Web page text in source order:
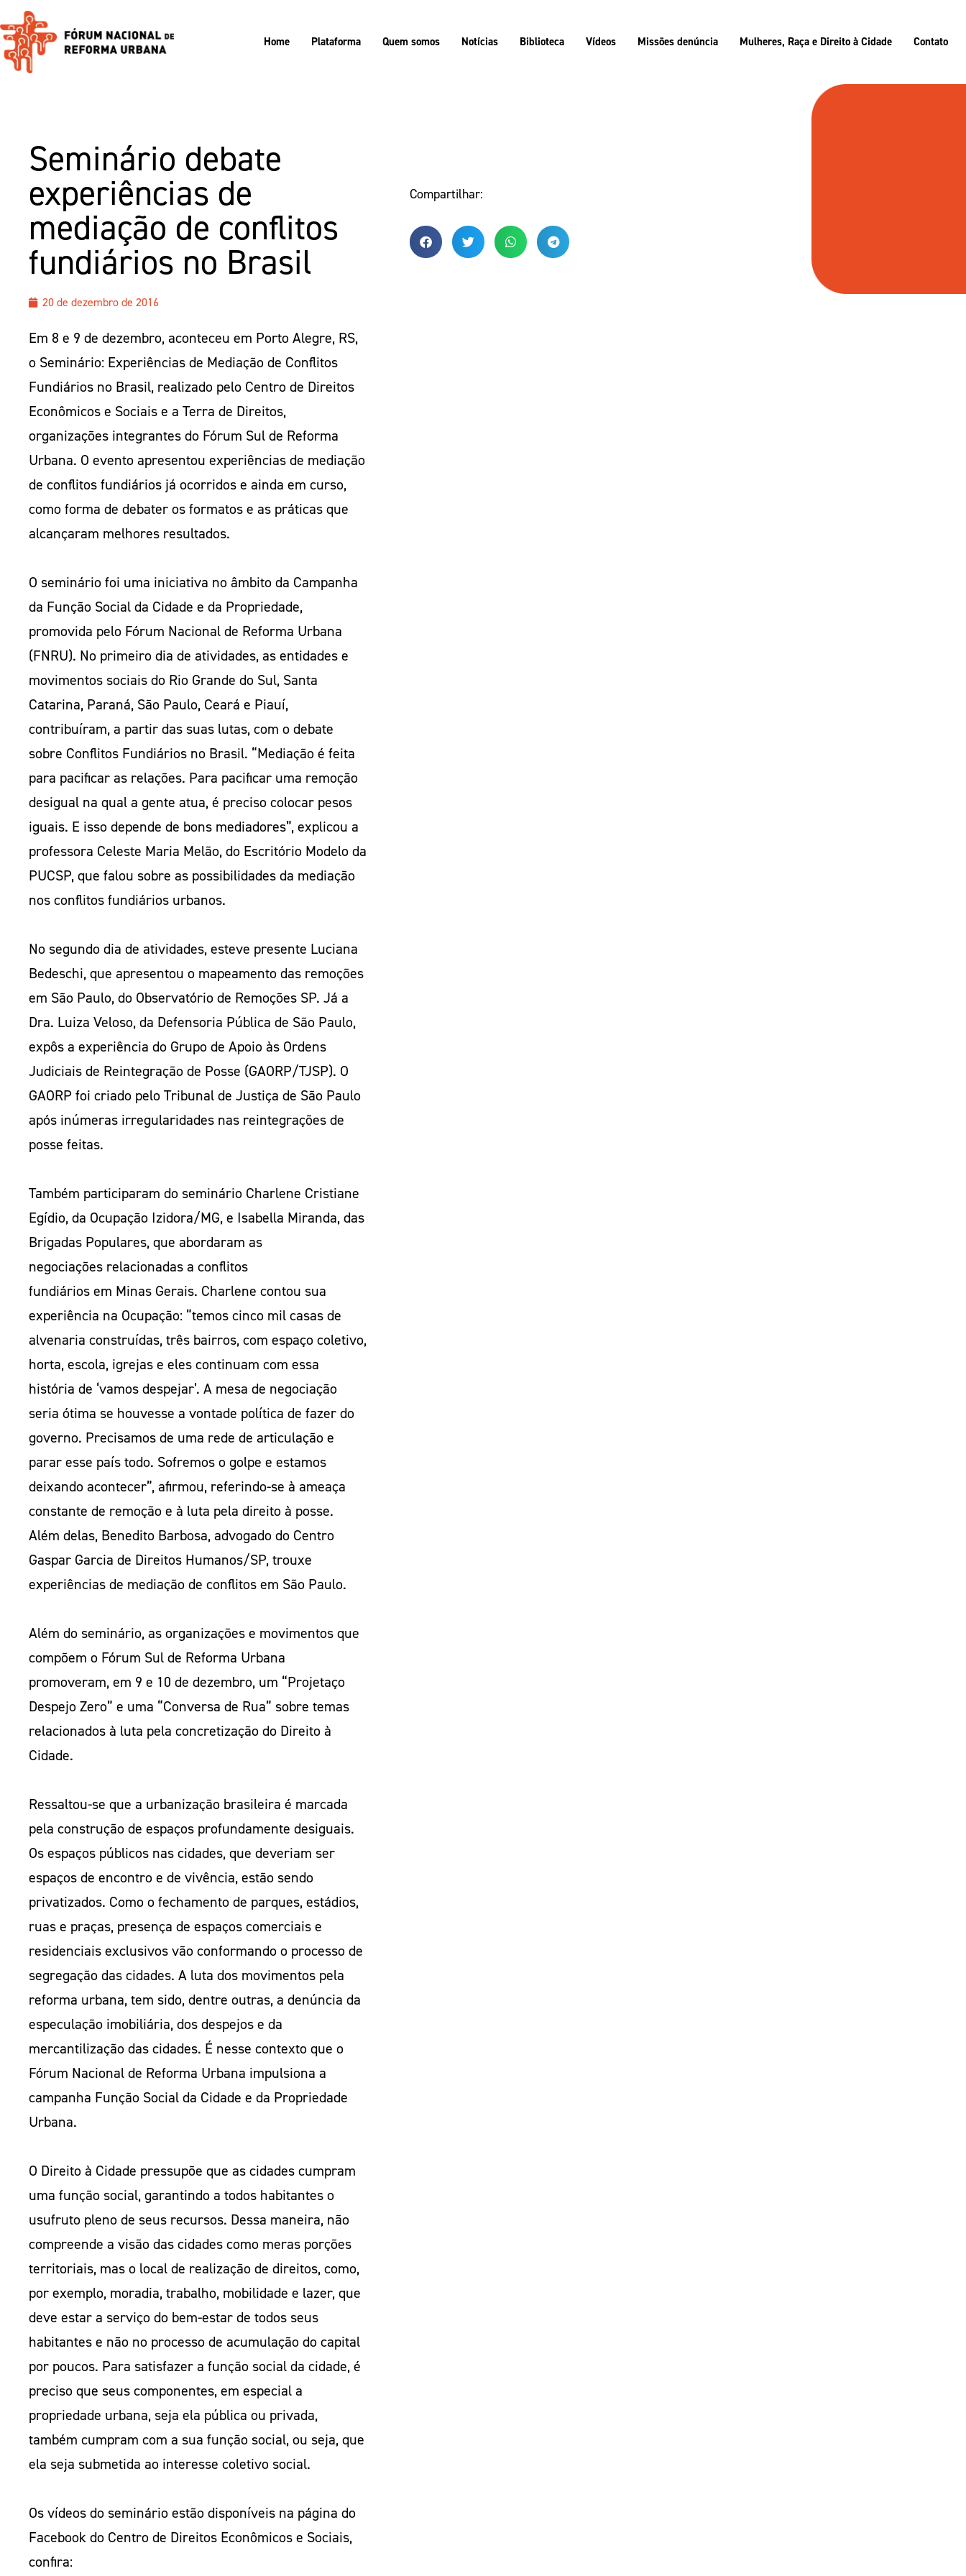
Home Plataforma Quem somos Notícias Biblioteca Vídeos Missões denúncia Mulheres, Raça e Direito à Cidade Contato
Seminário debate
experiências de
mediação de conflitos
fundiários no Brasil
20 de dezembro de 2016
Em 8 e 9 de dezembro, aconteceu em Porto Alegre, RS,
o Seminário: Experiências de Mediação de Conflitos
Fundiários no Brasil, realizado pelo Centro de Direitos
Econômicos e Sociais e a Terra de Direitos,
organizações integrantes do Fórum Sul de Reforma
Urbana. O evento apresentou experiências de mediação
de conflitos fundiários já ocorridos e ainda em curso,
como forma de debater os formatos e as práticas que
alcançaram melhores resultados.
O seminário foi uma iniciativa no âmbito da Campanha
da Função Social da Cidade e da Propriedade,
promovida pelo Fórum Nacional de Reforma Urbana
(FNRU). No primeiro dia de atividades, as entidades e
movimentos sociais do Rio Grande do Sul, Santa
Catarina, Paraná, São Paulo, Ceará e Piauí,
contribuíram, a partir das suas lutas, com o debate
sobre Conflitos Fundiários no Brasil. “Mediação é feita
para pacificar as relações. Para pacificar uma remoção
desigual na qual a gente atua, é preciso colocar pesos
iguais. E isso depende de bons mediadores”, explicou a
professora Celeste Maria Melão, do Escritório Modelo da
PUCSP, que falou sobre as possibilidades da mediação
nos conflitos fundiários urbanos.
No segundo dia de atividades, esteve presente Luciana
Bedeschi, que apresentou o mapeamento das remoções
em São Paulo, do Observatório de Remoções SP. Já a
Dra. Luiza Veloso, da Defensoria Pública de São Paulo,
expôs a experiência do Grupo de Apoio às Ordens
Judiciais de Reintegração de Posse (GAORP/TJSP). O
GAORP foi criado pelo Tribunal de Justiça de São Paulo
após inúmeras irregularidades nas reintegrações de
posse feitas.
Também participaram do seminário Charlene Cristiane
Egídio, da Ocupação Izidora/MG, e Isabella Miranda, das
Brigadas Populares, que abordaram as
negociações relacionadas a conflitos
fundiários em Minas Gerais. Charlene contou sua
experiência na Ocupação: “temos cinco mil casas de
alvenaria construídas, três bairros, com espaço coletivo,
horta, escola, igrejas e eles continuam com essa
história de ‘vamos despejar’. A mesa de negociação
seria ótima se houvesse a vontade política de fazer do
governo. Precisamos de uma rede de articulação e
parar esse país todo. Sofremos o golpe e estamos
deixando acontecer”, afirmou, referindo-se à ameaça
constante de remoção e à luta pela direito à posse.
Além delas, Benedito Barbosa, advogado do Centro
Gaspar Garcia de Direitos Humanos/SP, trouxe
experiências de mediação de conflitos em São Paulo.
Além do seminário, as organizações e movimentos que
compõem o Fórum Sul de Reforma Urbana
promoveram, em 9 e 10 de dezembro, um “Projetaço
Despejo Zero” e uma “Conversa de Rua” sobre temas
relacionados à luta pela concretização do Direito à
Cidade.
Ressaltou-se que a urbanização brasileira é marcada
pela construção de espaços profundamente desiguais.
Os espaços públicos nas cidades, que deveriam ser
espaços de encontro e de vivência, estão sendo
privatizados. Como o fechamento de parques, estádios,
ruas e praças, presença de espaços comerciais e
residenciais exclusivos vão conformando o processo de
segregação das cidades. A luta dos movimentos pela
reforma urbana, tem sido, dentre outras, a denúncia da
especulação imobiliária, dos despejos e da
mercantilização das cidades. É nesse contexto que o
Fórum Nacional de Reforma Urbana impulsiona a
campanha Função Social da Cidade e da Propriedade
Urbana.
O Direito à Cidade pressupõe que as cidades cumpram
uma função social, garantindo a todos habitantes o
usufruto pleno de seus recursos. Dessa maneira, não
compreende a visão das cidades como meras porções
territoriais, mas o local de realização de direitos, como,
por exemplo, moradia, trabalho, mobilidade e lazer, que
deve estar a serviço do bem-estar de todos seus
habitantes e não no processo de acumulação do capital
por poucos. Para satisfazer a função social da cidade, é
preciso que seus componentes, em especial a
propriedade urbana, seja ela pública ou privada,
também cumpram com a sua função social, ou seja, que
ela seja submetida ao interesse coletivo social.
Os vídeos do seminário estão disponíveis na página do
Facebook do Centro de Direitos Econômicos e Sociais,
confira:
Compartilhar: